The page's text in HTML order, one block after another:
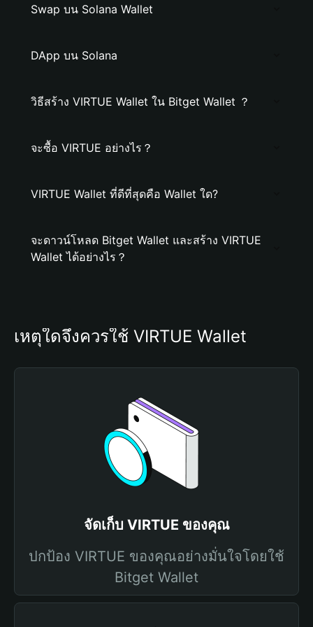
Swap บน Solana Wallet
DApp บน Solana
วิธีสร้าง VIRTUE Wallet ใน Bitget Wallet ？
จะซื้อ VIRTUE อย่างไร？
VIRTUE Wallet ที่ดีที่สุดคือ Wallet ใด?
จะดาวน์โหลด Bitget Wallet และสร้าง VIRTUE
Wallet ได้อย่างไร？
เหตุใดจึงควรใช้ VIRTUE Wallet
จัดเก็บ VIRTUE ของคุณ
ปกป้อง VIRTUE ของคุณอย่างมั่นใจโดยใช้
Bitget Wallet